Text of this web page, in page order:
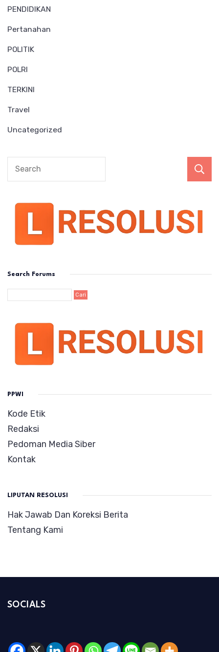
PENDIDIKAN
Pertanahan
POLITIK
POLRI
TERKINI
Travel
Uncategorized
Search Forums
PPWI
Kode Etik
Redaksi
Pedoman Media Siber
Kontak
LIPUTAN RESOLUSI
Hak Jawab Dan Koreksi Berita
Tentang Kami
SOCIALS